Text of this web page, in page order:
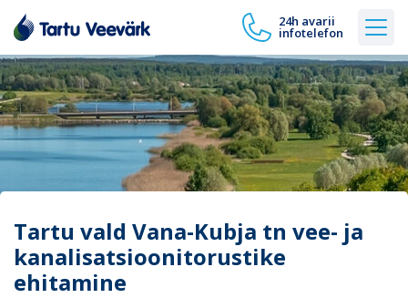
24h avarii
infotelefon
Tartu vald Vana-Kubja tn vee- ja
kanalisatsioonitorustike
ehitamine